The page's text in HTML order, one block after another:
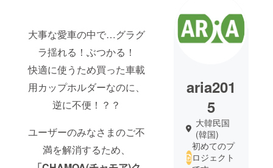
大事な愛車の中で…グラグ
ラ揺れる！ぶつかる！
快適に使うため買った車載
用カップホルダーなのに、
逆に不便！？？
ユーザーのみなさまのご不
満を解消するため、
aria201
5
大韓民国
(韓国)
初めてのプ
ロジェクト